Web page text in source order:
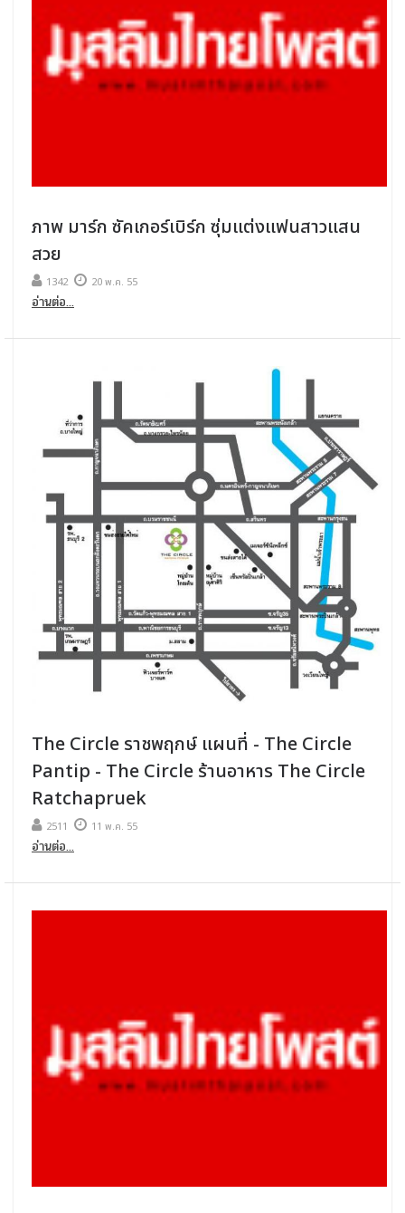
ภาพ มาร์ก ซัคเกอร์เบิร์ก ซุ่มแต่งแฟนสาวแสน
สวย
1342 20 พ.ค. 55
อ่านต่อ...
The Circle ราชพฤกษ์ แผนที่ - The Circle
Pantip - The Circle ร้านอาหาร The Circle
Ratchapruek
2511 11 พ.ค. 55
อ่านต่อ...